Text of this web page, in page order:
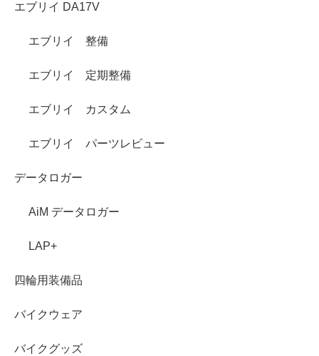
エブリイ DA17V
エブリイ 整備
エブリイ 定期整備
エブリイ カスタム
エブリイ パーツレビュー
データロガー
AiM データロガー
LAP+
四輪用装備品
バイクウェア
バイクグッズ